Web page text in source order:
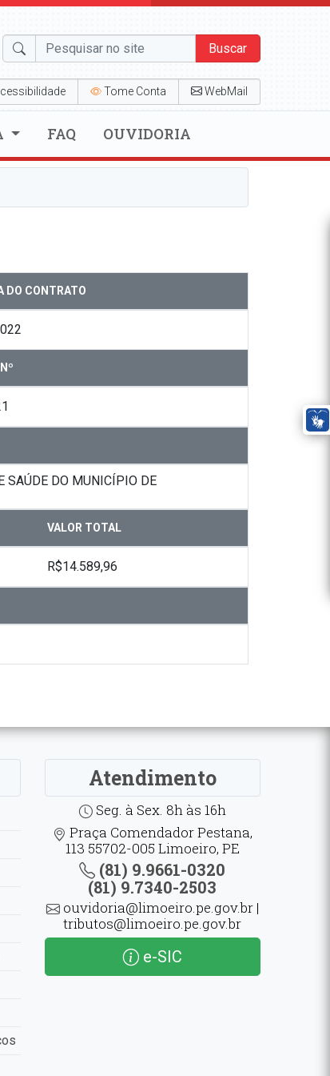
Buscar
Tome Conta WebMail
FAQ OUVIDORIA
DO CONTRATO
SAÚDE DO MUNICÍPIO DE
VALOR TOTAL
R$14.589,96
Atendimento
Seg. à Sex. 8h às 16h
Praça Comendador Pestana,
113 55702-005 Limoeiro, PE
(81) 9.9661-0320
(81) 9.7340-2503
ouvidoria@limoeiro.pe.gov.br |
tributos@limoeiro.pe.gov.br
e-SIC